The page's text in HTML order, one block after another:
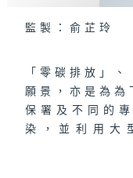
監製：俞芷玲
「零碳排放」
願景，亦是為為
保署及不同的
染，並利用大
PARK、